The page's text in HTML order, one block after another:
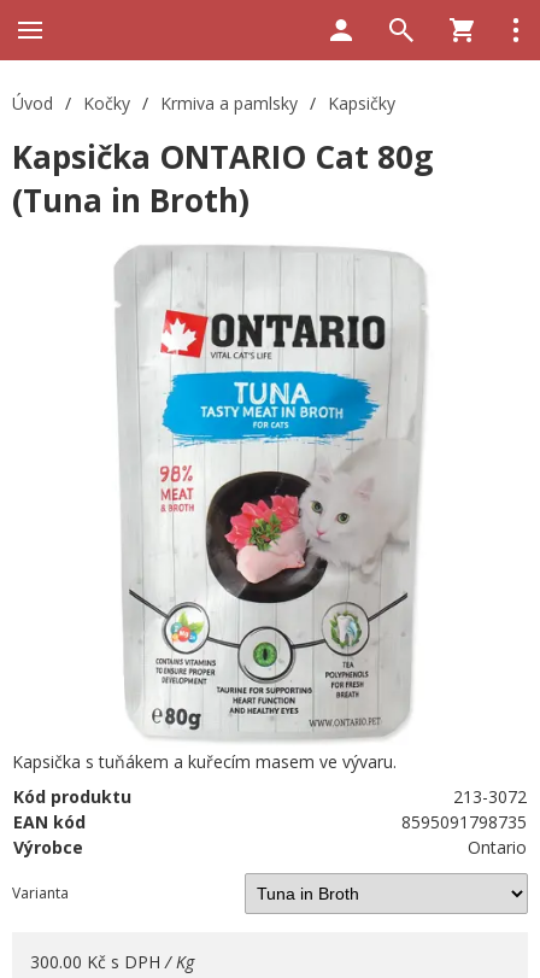
Úvod / Kočky / Krmiva a pamlsky / Kapsičky
Kapsička ONTARIO Cat 80g
(Tuna in Broth)
Kapsička s tuňákem a kuřecím masem ve vývaru.
Kód produktu
213-3072
EAN kód
8595091798735
Výrobce
Ontario
Varianta
300.00 Kč s DPH / Kg